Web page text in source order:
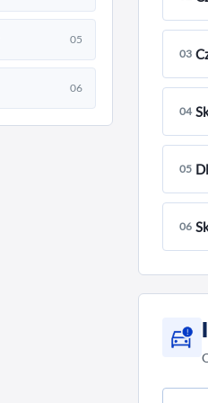
05
06
Nie,
03
Tak,
04
05
06